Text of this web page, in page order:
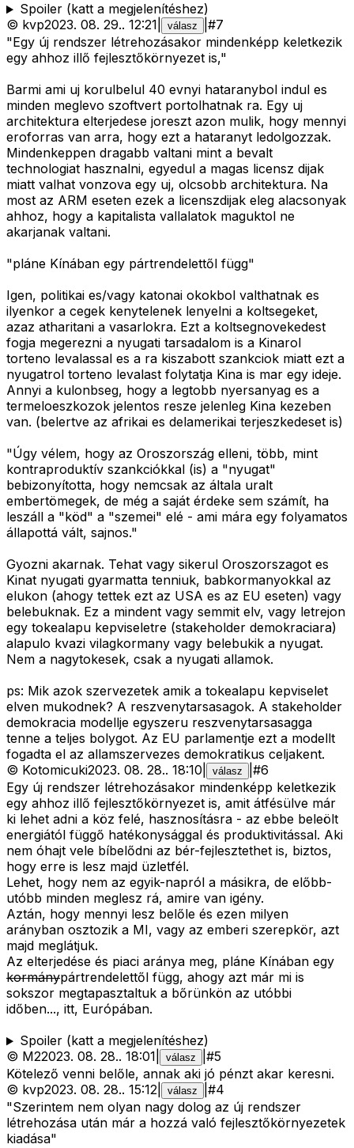
Spoiler (katt a megjelenítéshez)
© kvp2023. 08. 29.. 12:21 válasz #7
"Egy új rendszer létrehozásakor mindenképp keletkezik
egy ahhoz illő fejlesztőkörnyezet is,"
Barmi ami uj korulbelul 40 evnyi hataranybol indul es
minden meglevo szoftvert portolhatnak ra. Egy uj
architektura elterjedese joreszt azon mulik, hogy mennyi
eroforras van arra, hogy ezt a hataranyt ledolgozzak.
Mindenkeppen dragabb valtani mint a bevalt
technologiat hasznalni, egyedul a magas licensz dijak
miatt valhat vonzova egy uj, olcsobb architektura. Na
most az ARM eseten ezek a licenszdijak eleg alacsonyak
ahhoz, hogy a kapitalista vallalatok maguktol ne
akarjanak valtani.
"pláne Kínában egy pártrendelettől függ"
Igen, politikai es/vagy katonai okokbol valthatnak es
ilyenkor a cegek kenytelenek lenyelni a koltsegeket,
azaz atharitani a vasarlokra. Ezt a koltsegnovekedest
fogja megerezni a nyugati tarsadalom is a Kinarol
torteno levalassal es a ra kiszabott szankciok miatt ezt a
nyugatrol torteno levalast folytatja Kina is mar egy ideje.
Annyi a kulonbseg, hogy a legtobb nyersanyag es a
termeloeszkozok jelentos resze jelenleg Kina kezeben
van. (belertve az afrikai es delamerikai terjeszkedeset is)
"Úgy vélem, hogy az Oroszország elleni, több, mint
kontraproduktív szankciókkal (is) a "nyugat"
bebizonyította, hogy nemcsak az általa uralt
embertömegek, de még a saját érdeke sem számít, ha
leszáll a "köd" a "szemei" elé - ami mára egy folyamatos
állapottá vált, sajnos."
Gyozni akarnak. Tehat vagy sikerul Oroszorszagot es
Kinat nyugati gyarmatta tenniuk, babkormanyokkal az
elukon (ahogy tettek ezt az USA es az EU eseten) vagy
belebuknak. Ez a mindent vagy semmit elv, vagy letrejon
egy tokealapu kepviseletre (stakeholder demokraciara)
alapulo kvazi vilagkormany vagy belebukik a nyugat.
Nem a nagytokesek, csak a nyugati allamok.
ps: Mik azok szervezetek amik a tokealapu kepviselet
elven mukodnek? A reszvenytarsasagok. A stakeholder
demokracia modellje egyszeru reszvenytarsasagga
tenne a teljes bolygot. Az EU parlamentje ezt a modellt
fogadta el az allamszervezes demokratikus celjakent.
© Kotomicuki2023. 08. 28.. 18:10 válasz #6
Egy új rendszer létrehozásakor mindenképp keletkezik
egy ahhoz illő fejlesztőkörnyezet is, amit átfésülve már
ki lehet adni a köz felé, hasznosításra - az ebbe beleölt
energiától függő hatékonysággal és produktivitással. Aki
nem óhajt vele bíbelődni az bér-fejlesztethet is, biztos,
hogy erre is lesz majd üzletfél.
Lehet, hogy nem az egyik-napról a másikra, de előbb-
utóbb minden meglesz rá, amire van igény.
Aztán, hogy mennyi lesz belőle és ezen milyen
arányban osztozik a MI, vagy az emberi szerepkör, azt
majd meglátjuk.
Az elterjedése és piaci aránya meg, pláne Kínában egy
kormánypártrendelettől függ, ahogy azt már mi is
sokszor megtapasztaltuk a bőrünkön az utóbbi
időben..., itt, Európában.
Spoiler (katt a megjelenítéshez)
© M22023. 08. 28.. 18:01 válasz #5
Kötelező venni belőle, annak aki jó pénzt akar keresni.
© kvp2023. 08. 28.. 15:12 válasz #4
"Szerintem nem olyan nagy dolog az új rendszer
létrehozása után már a hozzá való fejlesztőkörnyezetek
kiadása"